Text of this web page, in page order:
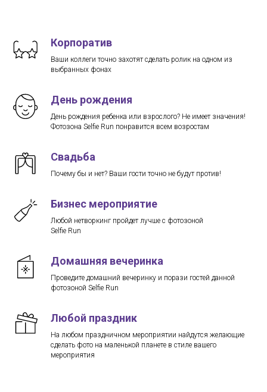
Корпоратив
Ваши коллеги точно захотят сделать ролик на одном из
выбранных фонах
День рождения
День рождения ребенка или взрослого? Не имеет значения!
Фотозона Selfie Run понравится всем возростам
Свадьба
Почему бы и нет? Ваши гости точно не будут против!
Бизнес мероприятие
Любой нетворкинг пройдет лучше c фотозоной
Selfie Run
Домашняя вечеринка
Проведите домашний вечеринку и порази гостей данной
фотозоной Selfie Run
Любой праздник
На любом праздничном мероприятии найдутся желающие
сделать фото на маленькой планете в стиле вашего
мероприятия